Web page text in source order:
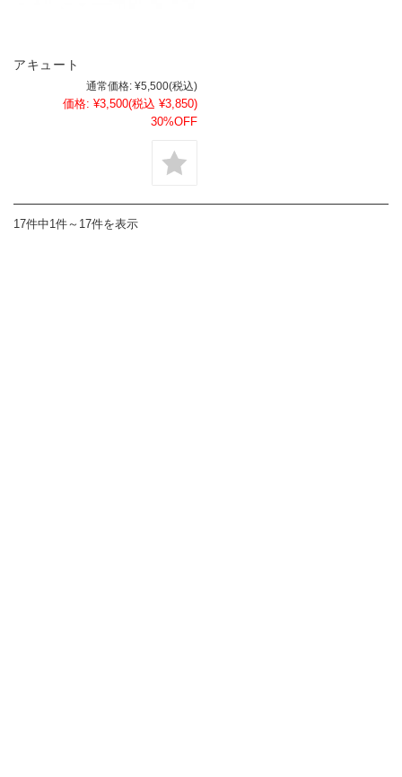
アキュート
通常価格: ¥5,500(税込)
価格: ¥3,500(税込 ¥3,850)
30%OFF
17件中1件～17件を表示